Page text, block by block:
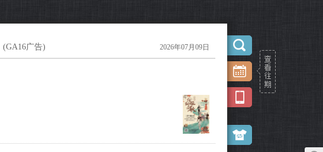
(GA16广告) 2026年07月09日